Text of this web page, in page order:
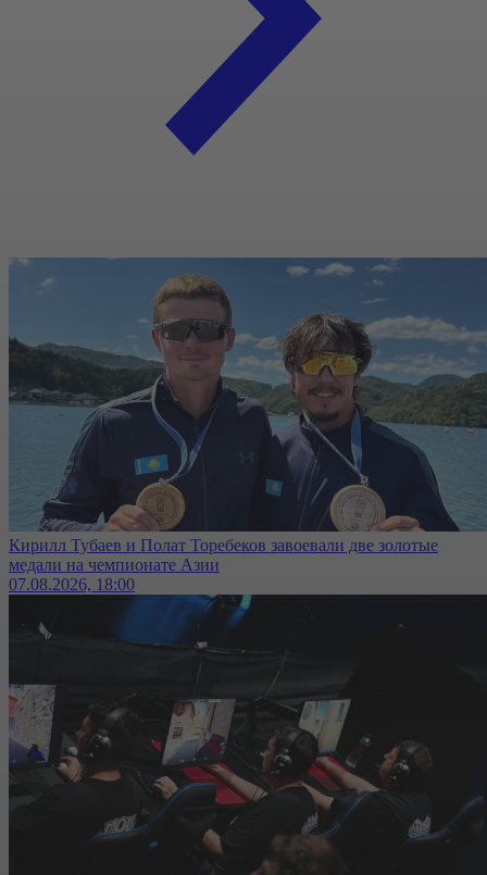
Кирилл Тубаев и Полат Торебеков завоевали две золотые
медали на чемпионате Азии
07.08.2026, 18:00